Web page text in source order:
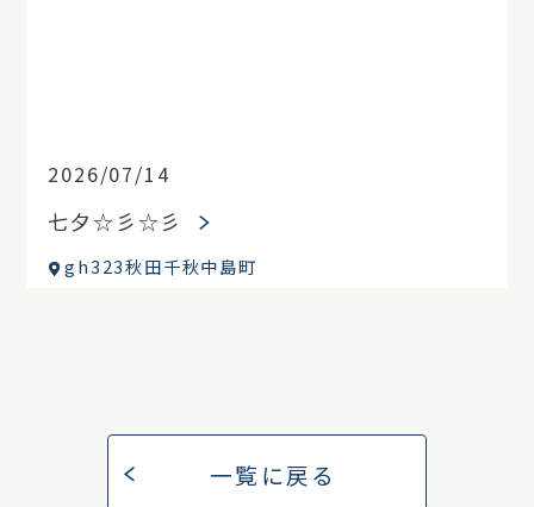
2026/07/14
七夕☆彡☆彡
gh323秋田千秋中島町
一覧に戻る